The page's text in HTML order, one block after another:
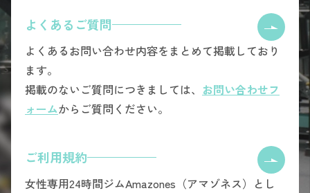
よくあるご質問
よくあるお問い合わせ内容をまとめて掲載しており
ます。
掲載のないご質問につきましては、 お問い合わせフ
ォームからご質問ください。
ご利用規約
女性専用24時間ジムAmazones（アマゾネス）とし